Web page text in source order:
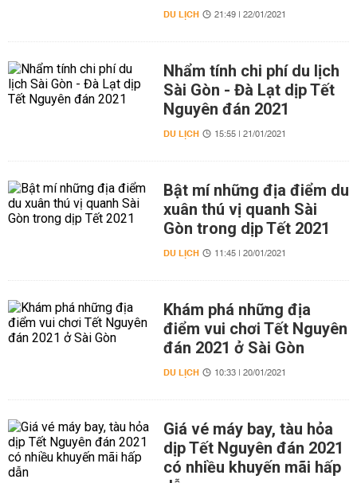
DU LỊCH 21:49 | 22/01/2021
Nhẩm tính chi phí du lịch
Sài Gòn - Đà Lạt dịp Tết
Nguyên đán 2021
DU LỊCH 15:55 | 21/01/2021
Bật mí những địa điểm du
xuân thú vị quanh Sài
Gòn trong dịp Tết 2021
DU LỊCH 11:45 | 20/01/2021
Khám phá những địa
điểm vui chơi Tết Nguyên
đán 2021 ở Sài Gòn
DU LỊCH 10:33 | 20/01/2021
Giá vé máy bay, tàu hỏa
dịp Tết Nguyên đán 2021
có nhiều khuyến mãi hấp